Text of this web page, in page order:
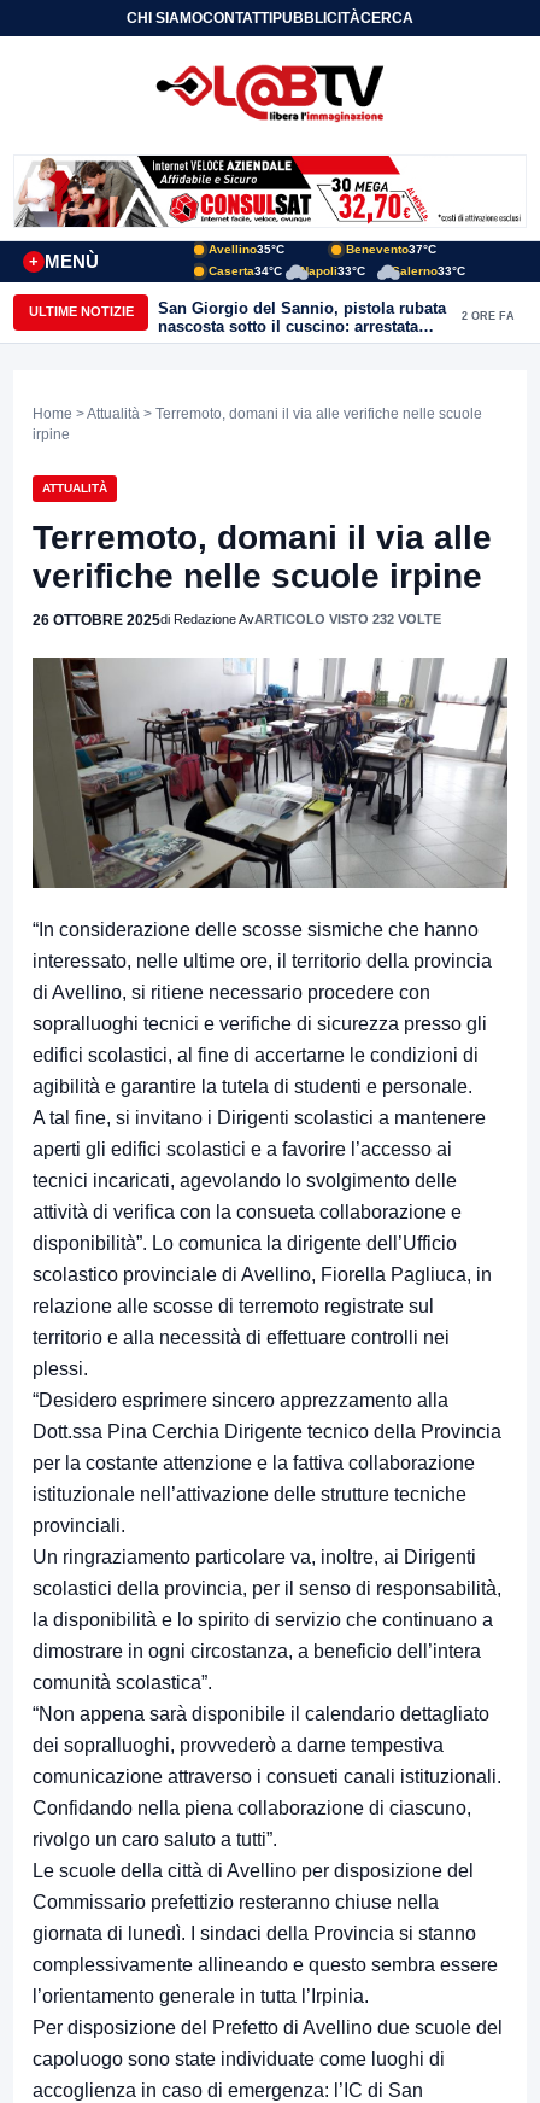
CHI SIAMOCONTATTIPUBBLICITÀCERCA
MENÙ
+
Avellino35°C Benevento37°C
Caserta34°C Napoli33°C Salerno33°C
ULTIME NOTIZIE
San Giorgio del Sannio, pistola rubata
nascosta sotto il cuscino: arrestata
51enne
2 ORE FA
Home >Attualità > Terremoto, domani il via alle verifiche nelle scuole
irpine
ATTUALITÀ
Terremoto, domani il via alle
verifiche nelle scuole irpine
26 OTTOBRE 2025di Redazione AvARTICOLO VISTO 232 VOLTE
“In considerazione delle scosse sismiche che hanno
interessato, nelle ultime ore, il territorio della provincia
di Avellino, si ritiene necessario procedere con
sopralluoghi tecnici e verifiche di sicurezza presso gli
edifici scolastici, al fine di accertarne le condizioni di
agibilità e garantire la tutela di studenti e personale.
A tal fine, si invitano i Dirigenti scolastici a mantenere
aperti gli edifici scolastici e a favorire l’accesso ai
tecnici incaricati, agevolando lo svolgimento delle
attività di verifica con la consueta collaborazione e
disponibilità”. Lo comunica la dirigente dell’Ufficio
scolastico provinciale di Avellino, Fiorella Pagliuca, in
relazione alle scosse di terremoto registrate sul
territorio e alla necessità di effettuare controlli nei
plessi.
“Desidero esprimere sincero apprezzamento alla
Dott.ssa Pina Cerchia Dirigente tecnico della Provincia
per la costante attenzione e la fattiva collaborazione
istituzionale nell’attivazione delle strutture tecniche
provinciali.
Un ringraziamento particolare va, inoltre, ai Dirigenti
scolastici della provincia, per il senso di responsabilità,
la disponibilità e lo spirito di servizio che continuano a
dimostrare in ogni circostanza, a beneficio dell’intera
comunità scolastica”.
“Non appena sarà disponibile il calendario dettagliato
dei sopralluoghi, provvederò a darne tempestiva
comunicazione attraverso i consueti canali istituzionali.
Confidando nella piena collaborazione di ciascuno,
rivolgo un caro saluto a tutti”.
Le scuole della città di Avellino per disposizione del
Commissario prefettizio resteranno chiuse nella
giornata di lunedì. I sindaci della Provincia si stanno
complessivamente allineando e questo sembra essere
l’orientamento generale in tutta l’Irpinia.
Per disposizione del Prefetto di Avellino due scuole del
capoluogo sono state individuate come luoghi di
accoglienza in caso di emergenza: l’IC di San